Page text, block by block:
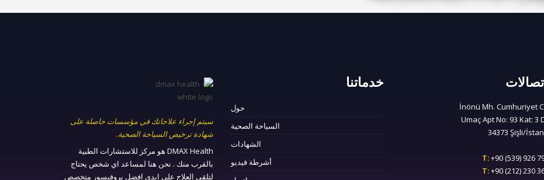
سيتم إجراء علاجاتك في مؤسسات حاصلة على
شهادة ترخيص السياحة الصحية.
DMAX Health هو مركز للاستشارات الطبية
بالقرب منك . نحن هنا لمساعد اي شخص يحتاج
لتلقي العلاج على ايدي افضل بروفيسور متخصص
خدماتنا
حول
السياحة الصحية
الشهادات
أشرطة فيديو
İnönü Mh. Cumhuriyet
Umaç Apt No: 93 Kat: 3
34373 Şişli/
T:+90 (539) 926
T:+90 (212) 230